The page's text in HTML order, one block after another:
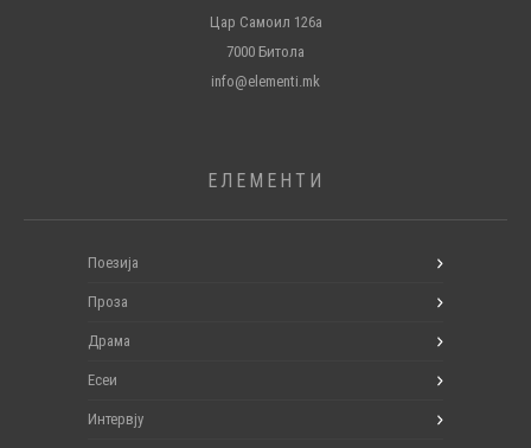
Цар Самоил 126а
7000 Битола
info@elementi.mk
ЕЛЕМЕНТИ
Поезија
Проза
Драма
Есеи
Интервју